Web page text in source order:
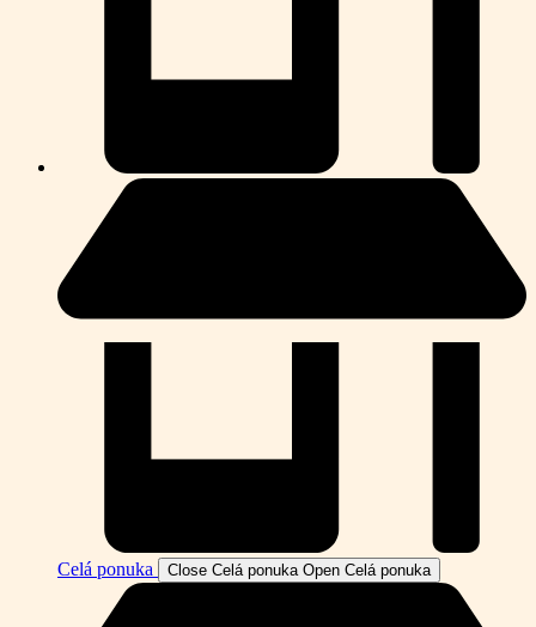
Celá ponuka Close Celá ponuka Open Celá ponuka